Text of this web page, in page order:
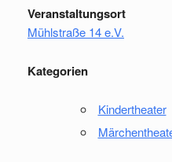
Veranstaltungsort
Mühlstraße 14 e.V.
Kategorien
Kindertheater